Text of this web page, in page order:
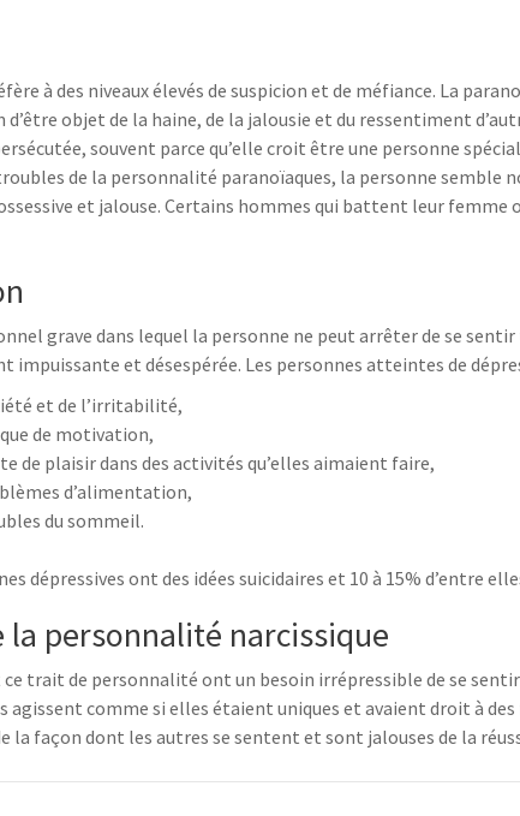
à des niveaux élevés de suspicion et de méfiance. La
d’être objet de la haine, de la jalousie et du ressentiment
souvent parce qu’elle croit être une personne
de la personnalité paranoïaques, la personne semble
et jalouse. Certains hommes qui battent leur femme
grave dans lequel la personne ne peut arrêter de se
impuissante et désespérée. Les personnes atteintes de
et de l’irritabilité,
de motivation,
de plaisir dans des activités qu’elles aimaient faire,
d’alimentation,
du sommeil.
dépressives ont des idées suicidaires et 10 à 15% d’entre
la personnalité narcissique
ce trait de personnalité ont un besoin irrépressible de se
agissent comme si elles étaient uniques et avaient droit à des
la façon dont les autres se sentent et sont jalouses de la